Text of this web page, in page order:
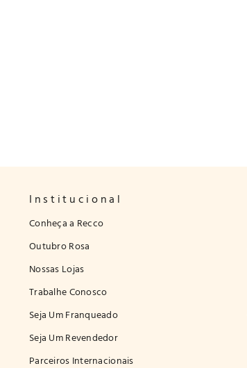
Institucional
Conheça a Recco
Outubro Rosa
Nossas Lojas
Trabalhe Conosco
Seja Um Franqueado
Seja Um Revendedor
Parceiros Internacionais